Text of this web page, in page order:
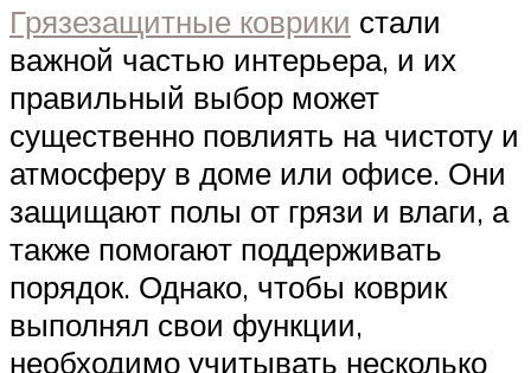
Грязезащитные коврики стали
важной частью интерьера, и их
правильный выбор может
существенно повлиять на чистоту и
атмосферу в доме или офисе. Они
защищают полы от грязи и влаги, а
также помогают поддерживать
порядок. Однако, чтобы коврик
выполнял свои функции,
необходимо учитывать несколько